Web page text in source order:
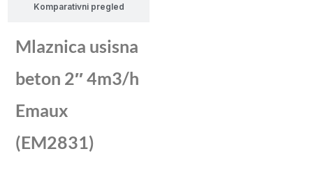
Komparativni pregled
Mlaznica usisna
beton 2″ 4m3/h
Emaux
(EM2831)